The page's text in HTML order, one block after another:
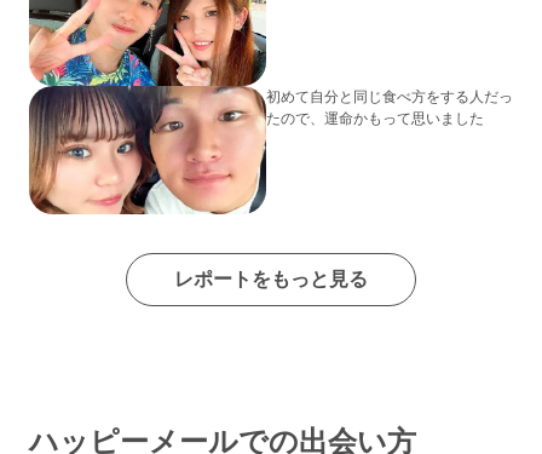
初めて自分と同じ食べ方をする人だっ
たので、運命かもって思いました
レポートをもっと見る
ハッピーメールでの出会い方